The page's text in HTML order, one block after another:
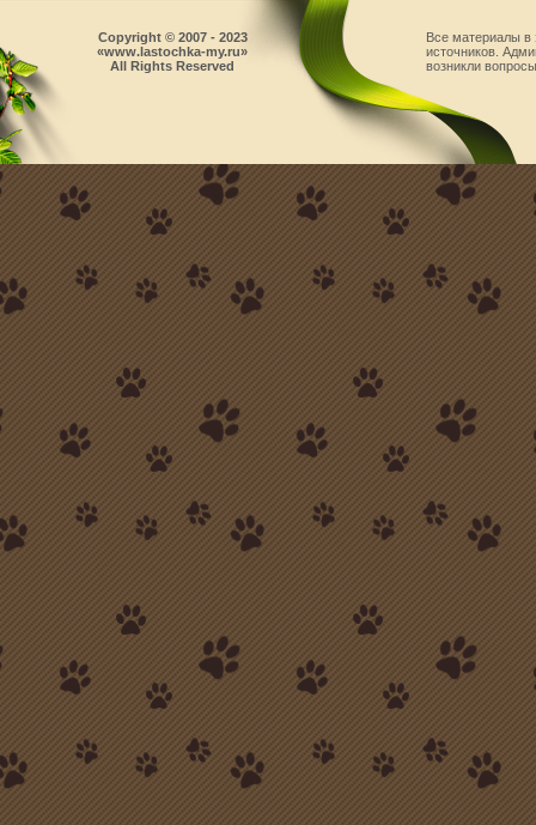
Все материалы в
источников.
возникли
Copyright © 2007 - 2023
«www.lastochka-my.ru»
All Rights Reserved